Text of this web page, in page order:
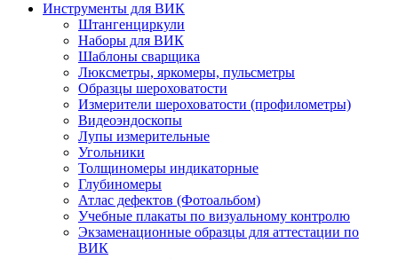
Инструменты для ВИК
Штангенциркули
Наборы для ВИК
Шаблоны сварщика
Люксметры, яркомеры, пульсметры
Образцы шероховатости
Измерители шероховатости (профилометры)
Видеоэндоскопы
Лупы измерительные
Угольники
Толщиномеры индикаторные
Глубиномеры
Атлас дефектов (Фотоальбом)
Учебные плакаты по визуальному контролю
Экзаменационные образцы для аттестации по
ВИК